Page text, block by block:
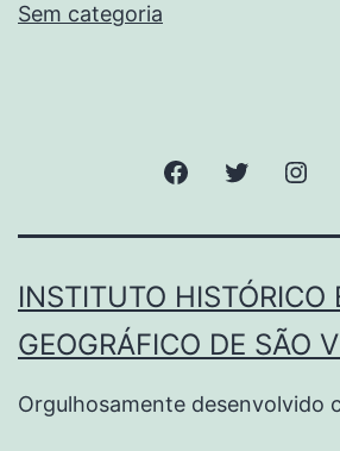
Sem categoria
FacebookTwitter
INSTITUTO HISTÓRICO
GEOGRÁFICO DE SÃO
Orgulhosamente desenvolvido